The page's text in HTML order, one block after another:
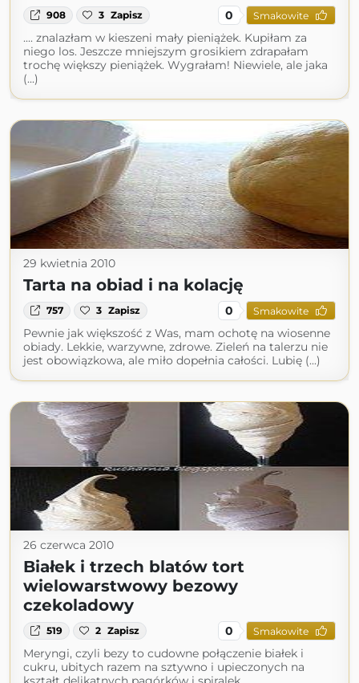
908 3 Zapisz 0 Smakowite
.... znalazłam w kieszeni mały pieniążek. Kupiłam za
niego los. Jeszcze mniejszym grosikiem zdrapałam
trochę większy pieniążek. Wygrałam! Niewiele, ale jaka
(...)
29 kwietnia 2010
Tarta na obiad i na kolację
757 3 Zapisz 0 Smakowite
Pewnie jak większość z Was, mam ochotę na wiosenne
obiady. Lekkie, warzywne, zdrowe. Zieleń na talerzu nie
jest obowiązkowa, ale miło dopełnia całości. Lubię (...)
26 czerwca 2010
Białek i trzech blatów tort
wielowarstwowy bezowy
czekoladowy
519 2 Zapisz 0 Smakowite
Meryngi, czyli bezy to cudowne połączenie białek i
cukru, ubitych razem na sztywno i upieczonych na